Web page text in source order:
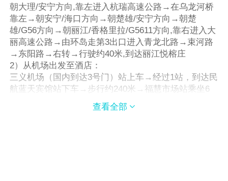
朝大理/安宁方向,靠左进入杭瑞高速公路→在乌龙河桥
靠左→朝安宁/海口方向→朝楚雄/安宁方向→朝楚
雄/G56方向→朝丽江/香格里拉/G5611方向,靠右进入大
丽高速公路→由环岛走第3出口进入青龙北路→束河路
→东阳路→右转→行驶约40米,到达丽江悦榕庄
2）从机场出发至酒店：
三义机场（国内到达3号门）站上车→经过1站，到达民
航蓝天宾馆站下车→步行约240米→福慧市场站乘坐6
路b线→悦榕酒店站下车→步行约230米→到达丽江悦
查看全部 